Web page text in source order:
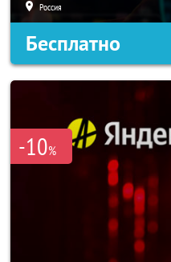
Россия
Бесплатно
-10%